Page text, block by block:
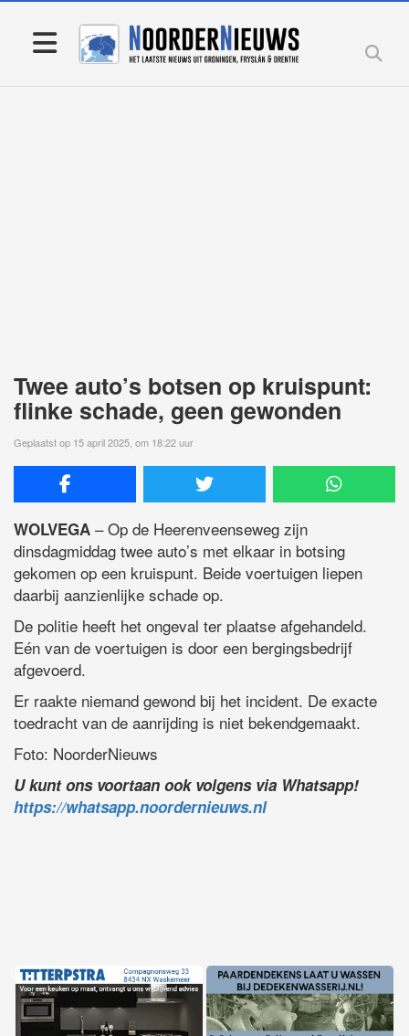
Twee auto’s botsen op kruispunt:
flinke schade, geen gewonden
Geplaatst op 15 april 2025, om 18:22 uur
WOLVEGA – Op de Heerenveenseweg zijn
dinsdagmiddag twee auto’s met elkaar in botsing
gekomen op een kruispunt. Beide voertuigen liepen
daarbij aanzienlijke schade op.
De politie heeft het ongeval ter plaatse afgehandeld.
Eén van de voertuigen is door een bergingsbedrijf
afgevoerd.
Er raakte niemand gewond bij het incident. De exacte
toedracht van de aanrijding is niet bekendgemaakt.
Foto: NoorderNieuws
U kunt ons voortaan ook volgens via Whatsapp!
https://whatsapp.noordernieuws.nl